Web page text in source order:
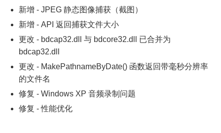
新增 - JPEG 静态图像捕获（截图）
新增 - API 返回捕获文件大小
更改 - bdcap32.dll 与 bdcore32.dll 已合并为
bdcap32.dll
更改 - MakePathnameByDate() 函数返回带毫秒分辨率
的文件名
修复 - Windows XP 音频录制问题
修复 - 性能优化